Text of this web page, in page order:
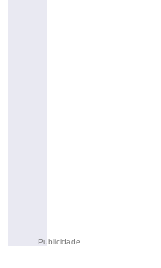
Publicidade